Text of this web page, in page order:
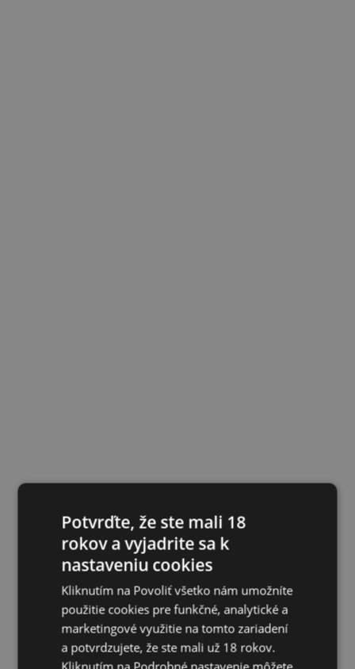
Potvrďte, že ste mali 18
rokov a vyjadrite sa k
nastaveniu cookies
Kliknutím na Povoliť všetko nám umožníte
použitie cookies pre funkčné, analytické a
marketingové využitie na tomto zariadení
a potvrdzujete, že ste mali už 18 rokov.